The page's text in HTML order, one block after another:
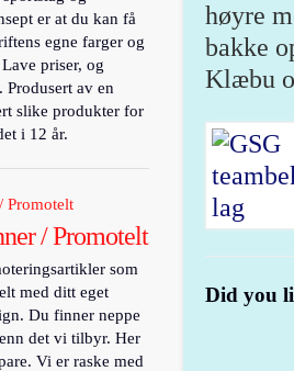
høyre
bakke
Klæbu
Did you
er at du kan få
egne farger og
priser, og
av en
slike produkter for
i 12 år.
/ Promotelt
som
med ditt eget
Du finner neppe
det vi tilbyr. Her
Vi er raske med